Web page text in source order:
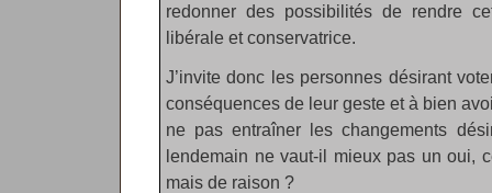
redonner des possibilités de rendre
libérale et conservatrice.
J’invite donc les personnes désirant
conséquences de leur geste et à bien
ne pas entraîner les changements
lendemain ne vaut-il mieux pas un oui,
mais de raison ?